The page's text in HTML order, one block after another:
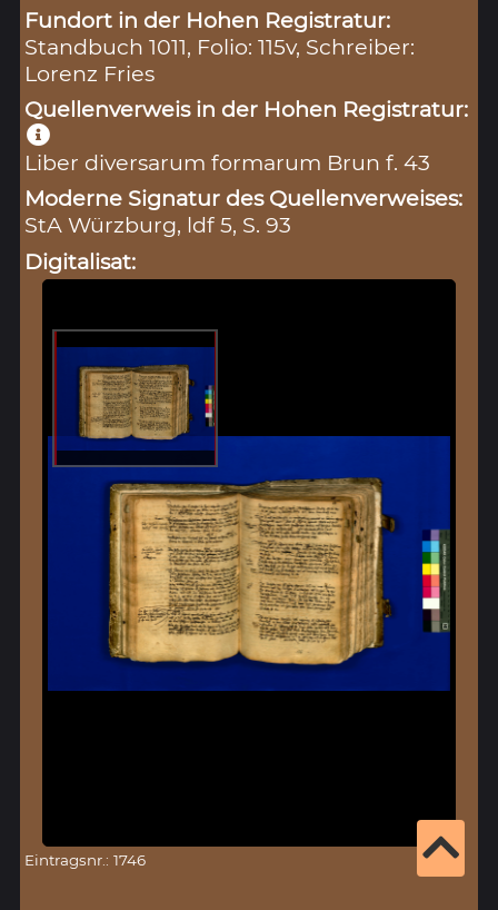
Fundort in der Hohen Registratur:
Standbuch 1011, Folio: 115v, Schreiber:
Lorenz Fries
Quellenverweis in der Hohen Registratur:
Liber diversarum formarum Brun f. 43
Moderne Signatur des Quellenverweises:
StA Würzburg, ldf 5, S. 93
Digitalisat:
Eintragsnr.: 1746